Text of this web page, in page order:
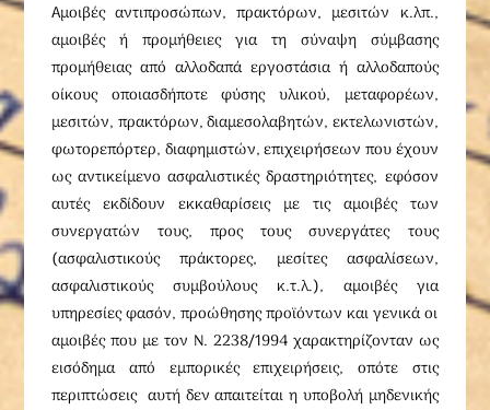
Αμοιβές αντιπροσώπων, πρακτόρων, μεσιτών κ.λπ.,
αμοιβές ή προμήθειες για τη σύναψη σύμβασης
προμήθειας από αλλοδαπά εργοστάσια ή αλλοδαπούς
οίκους οποιασδήποτε φύσης υλικού, μεταφορέων,
μεσιτών, πρακτόρων, διαμεσολαβητών, εκτελωνιστών,
φωτορεπόρτερ, διαφημιστών, επιχειρήσεων που έχουν
ως αντικείμενο ασφαλιστικές δραστηριότητες, εφόσον
αυτές εκδίδουν εκκαθαρίσεις με τις αμοιβές των
συνεργατών τους, προς τους συνεργάτες τους
(ασφαλιστικούς πράκτορες, μεσίτες ασφαλίσεων,
ασφαλιστικούς συμβούλους κ.τ.λ.), αμοιβές για
υπηρεσίες φασόν, προώθησης προϊόντων και γενικά οι
αμοιβές που με τον Ν. 2238/1994 χαρακτηρίζονταν ως
εισόδημα από εμπορικές επιχειρήσεις, οπότε στις
περιπτώσεις αυτή δεν απαιτείται η υποβολή μηδενικής